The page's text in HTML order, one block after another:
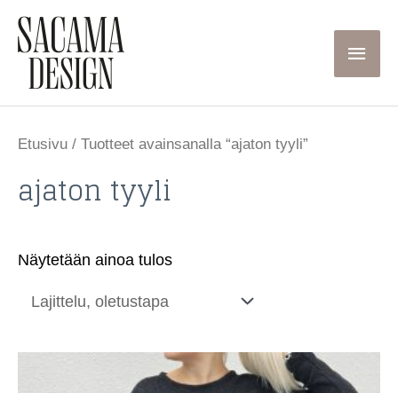
Siirry
sisältöön
Etusivu / Tuotteet avainsanalla “ajaton tyyli”
ajaton tyyli
Näytetään ainoa tulos